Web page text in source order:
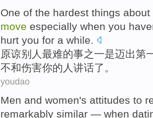
One of the hardest things about
move especially when you
hurt you for a while.
原谅别人 最难的事之一是迈出第
不和伤害你的 人 讲话了 。
youdao
Men and women's attitudes to
remarkably similar — when